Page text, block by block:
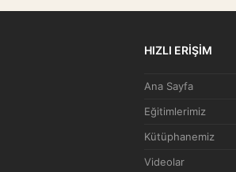
HIZLI ERİŞİM
Ana Sayfa
Eğitimlerimiz
Kütüphanemiz
Videolar